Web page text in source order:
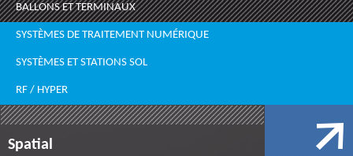
BALLONS ET TERMINAUX
SYSTÈMES DE TRAITEMENT NUMÉRIQUE
SYSTÈMES ET STATIONS SOL
RF / HYPER
Spatial